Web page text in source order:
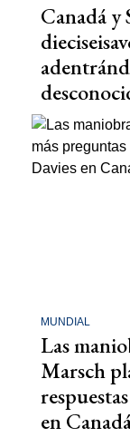
Canadá y
MUNDIAL
Las
Marsch
en